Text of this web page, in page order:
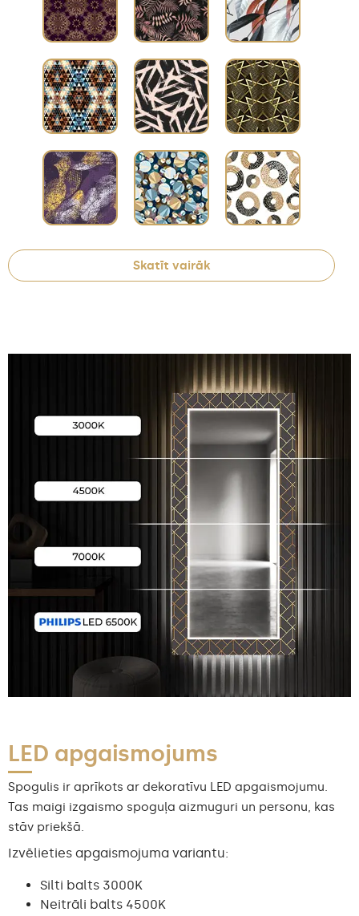
Skatīt vairāk
LED apgaismojums
Spogulis ir aprīkots ar dekoratīvu LED apgaismojumu.
Tas maigi izgaismo spoguļa aizmuguri un personu, kas
stāv priekšā.
Izvēlieties apgaismojuma variantu:
Silti balts 3000K
Neitrāli balts 4500K